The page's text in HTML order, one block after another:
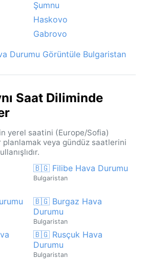
Şumnu
Haskovo
Gabrovo
Durumu Görüntüle Bulgaristan
Saat Diliminde
yerel saatini (Europe/Sofia)
veya gündüz saatlerini
🇧🇬 Filibe Hava Durumu
Bulgaristan
🇧🇬 Burgaz Hava
Durumu
Bulgaristan
🇧🇬 Rusçuk Hava
Durumu
Bulgaristan